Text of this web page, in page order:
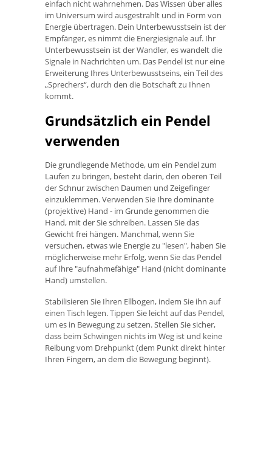
einfach nicht wahrnehmen. Das Wissen über alles
im Universum wird ausgestrahlt und in Form von
Energie übertragen. Dein Unterbewusstsein ist der
Empfänger, es nimmt die Energiesignale auf. Ihr
Unterbewusstsein ist der Wandler, es wandelt die
Signale in Nachrichten um. Das Pendel ist nur eine
Erweiterung Ihres Unterbewusstseins, ein Teil des
„Sprechers“, durch den die Botschaft zu Ihnen
kommt.
Grundsätzlich ein Pendel
verwenden
Die grundlegende Methode, um ein Pendel zum
Laufen zu bringen, besteht darin, den oberen Teil
der Schnur zwischen Daumen und Zeigefinger
einzuklemmen. Verwenden Sie Ihre dominante
(projektive) Hand - im Grunde genommen die
Hand, mit der Sie schreiben. Lassen Sie das
Gewicht frei hängen. Manchmal, wenn Sie
versuchen, etwas wie Energie zu "lesen", haben Sie
möglicherweise mehr Erfolg, wenn Sie das Pendel
auf Ihre "aufnahmefähige" Hand (nicht dominante
Hand) umstellen.
Stabilisieren Sie Ihren Ellbogen, indem Sie ihn auf
einen Tisch legen. Tippen Sie leicht auf das Pendel,
um es in Bewegung zu setzen. Stellen Sie sicher,
dass beim Schwingen nichts im Weg ist und keine
Reibung vom Drehpunkt (dem Punkt direkt hinter
Ihren Fingern, an dem die Bewegung beginnt).